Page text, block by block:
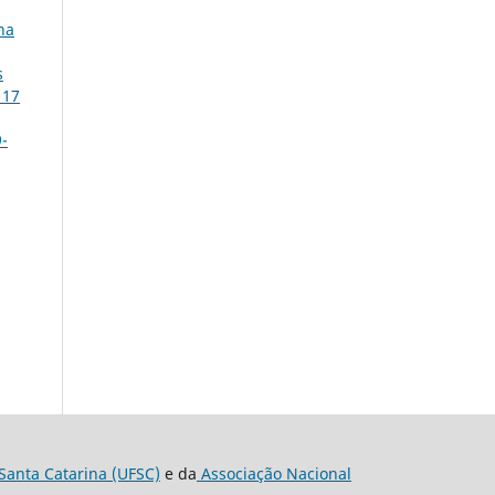
Catarina (UFSC) e da Associação Nacional